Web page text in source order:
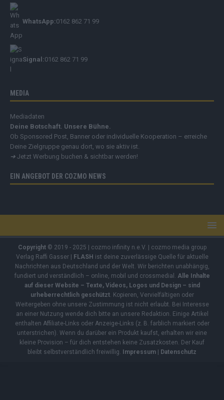
WhatsApp:0162 862 71 99
Signal:0162 862 71 99
MEDIA
Mediadaten
Deine Botschaft. Unsere Bühne.
Ob Sponsored Post, Banner oder individuelle Kooperation – erreiche
Deine Zielgruppe genau dort, wo sie aktiv ist.
➔ Jetzt Werbung buchen & sichtbar werden!
EIN ANGEBOT DER COZMO NEWS
Copyright© 2019 - 2025 | cozmo infinity n.e.V. | cozmo media group
Verlag Raffi Gasser |
FLASH ist deine zuverlässige Quelle für aktuelle
Nachrichten aus Deutschland und der Welt. Wir berichten unabhängig,
fundiert und verständlich – online, mobil und crossmedial. Alle Inhalte
auf dieser Website – Texte, Videos, Logos und Design – sind
urheberrechtlich geschützt. Kopieren, Vervielfältigen oder
Weitergeben ohne unsere Zustimmung ist nicht erlaubt. Bei Interesse
an einer Nutzung wende dich bitte an unsere Redaktion. Einige Artikel
enthalten Affiliate-Links oder Anzeige-Links (z. B. farblich markiert oder
unterstrichen). Wenn du darüber ein Produkt kaufst, erhalten wir eine
kleine Provision – für dich entstehen keine Zusatzkosten. Der Kauf
bleibt selbstverständlich freiwillig.
Impressum Datenschutz